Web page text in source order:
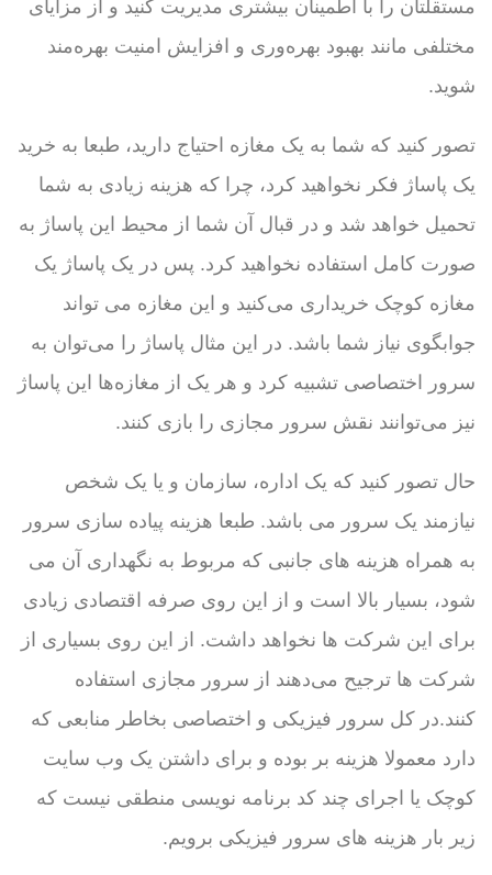
مستقلتان را با اطمینان بیشتری مدیریت کنید و از مزایای
مختلفی مانند بهبود بهره‌وری و افزایش امنیت بهره‌مند
شوید.
تصور کنید که شما به یک مغازه احتیاج دارید، طبعا به خرید
یک پاساژ فکر نخواهید کرد، چرا که هزینه زیادی به شما
تحمیل خواهد شد و در قبال آن شما از محیط این پاساژ به
صورت کامل استفاده نخواهید کرد. پس در یک پاساژ یک
مغازه کوچک خریداری می‌کنید و این مغازه می تواند
جوابگوی نیاز شما باشد. در این مثال پاساژ را می‌توان به
سرور اختصاصی تشبیه کرد و هر یک از مغازه‌ها این پاساژ
نیز می‌توانند نقش سرور مجازی را بازی کنند.
حال تصور کنید که یک اداره، سازمان و یا یک شخص
نیازمند یک سرور می باشد. طبعا هزینه پیاده سازی سرور
به همراه هزینه های جانبی که مربوط به نگهداری آن می
شود، بسیار بالا است و از این روی صرفه اقتصادی زیادی
برای این شرکت ها نخواهد داشت. از این روی بسیاری از
شرکت ها ترجیح می‌دهند از سرور مجازی استفاده
کنند.در کل سرور فیزیکی و اختصاصی بخاطر منابعی که
دارد معمولا هزینه بر بوده و برای داشتن یک وب سایت
کوچک یا اجرای چند کد برنامه نویسی منطقی نیست که
زیر بار هزینه های سرور فیزیکی برویم.